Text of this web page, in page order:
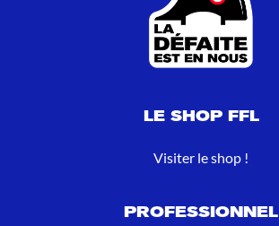
LE SHOP FFL
Visiter le shop !
PROFESSIONNEL